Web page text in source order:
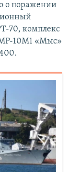
о поражении
70, комплекс
МР-10М1 «Мыс»